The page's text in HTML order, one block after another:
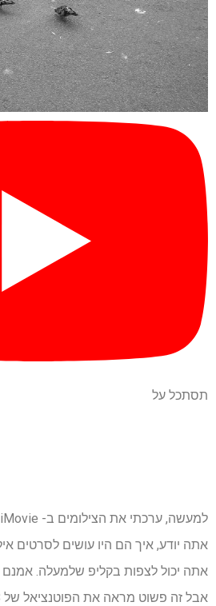
תסתכל על
אתה יודע, איך הם היו עושים לסרטים
אתה יכול לצפות בקליפ שלמעלה. אמנם
אבל זה פשוט מראה את הפוטנציאל של CS-8.